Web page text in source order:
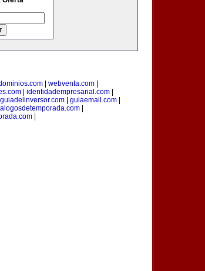
| webventa.com|
| identidadempresarial.com|
guiadelinversor.com| guiaemail.com|